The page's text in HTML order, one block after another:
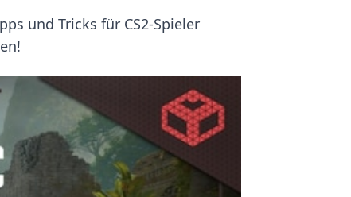
und Tricks für CS2-Spieler